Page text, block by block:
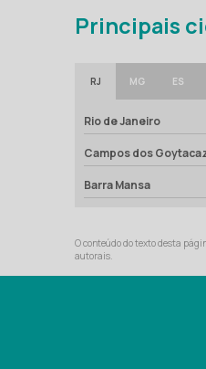
Principais
RJ MG ES
Rio de Janeiro
Campos dos
Barra Mansa
O conteúdo do texto desta
autorais